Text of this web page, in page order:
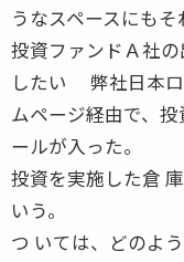
うなスペースにもそ
投資ファンドＡ社
したい 弊社日本ロ
ムページ経由で、
ールが入った。
投資を実施した倉
いう。
つ いては、どのよ